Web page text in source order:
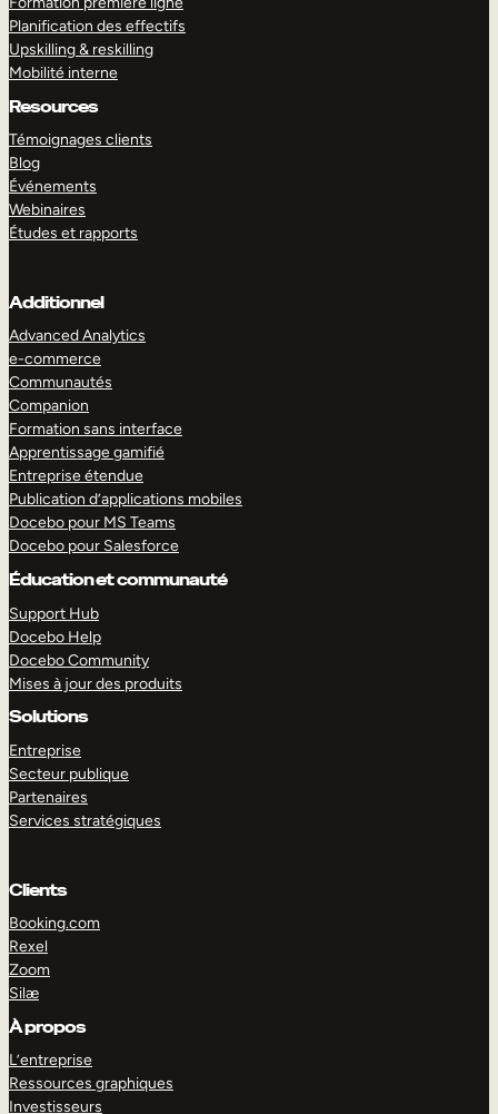
Planification des effectifs
Upskilling & reskilling
Mobilité interne
Resources
Témoignages clients
Blog
Événements
Webinaires
Études et rapports
Additionnel
Advanced Analytics
e-commerce
Communautés
Companion
Formation sans interface
Apprentissage gamifié
Entreprise étendue
Publication d’applications mobiles
Docebo pour MS Teams
Docebo pour Salesforce
Éducation et communauté
Support Hub
Docebo Help
Docebo Community
Mises à jour des produits
Solutions
Entreprise
Secteur publique
Partenaires
Services stratégiques
Clients
Booking.com
Rexel
Zoom
Silæ
À propos
L’entreprise
Ressources graphiques
Investisseurs